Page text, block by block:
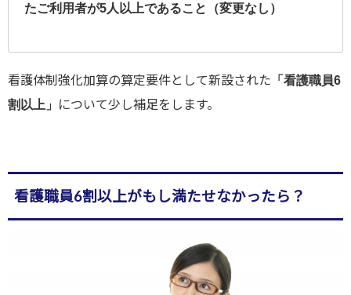
たご利用者が5人以上であること（変更なし）
看護体制強化加算の算定要件として新設された 「看護職員6
割以上」
について少し補足をします。
看護職員6割以上がもし満たせなかったら？